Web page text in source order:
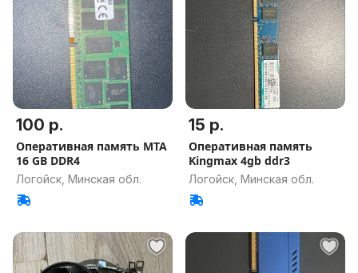
100 р.
Оперативная память MTA
16 GB DDR4
Логойск, Минская обл.
15 р.
Оперативная память
Kingmax 4gb ddr3
Логойск, Минская обл.